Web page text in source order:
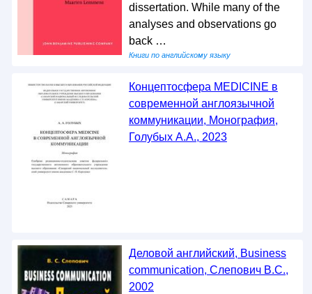
dissertation. While many of the
analyses and observations go
back …
Книги по английскому языку
Концептосфера MEDICINE в
современной англоязычной
коммуникации, Монография,
Голубых А.А., 2023
Деловой английский, Business
communication, Слепович В.С.,
2002